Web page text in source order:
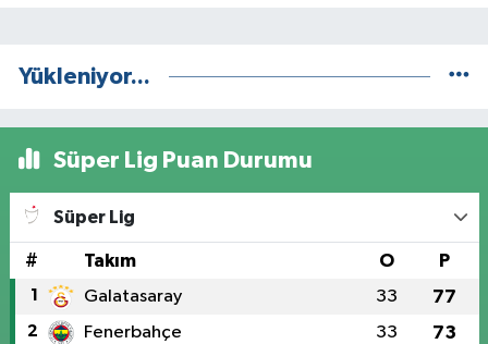
Yükleniyor...
Süper Lig Puan Durumu
Süper Lig
# Takım O P
1 Galatasaray 33 77
2 Fenerbahçe 33 73